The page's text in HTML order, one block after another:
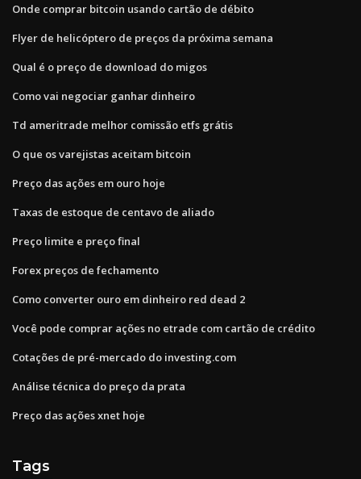
Onde comprar bitcoin usando cartão de débito
Flyer de helicóptero de preços da próxima semana
Qual é o preço de download do migos
Como vai negociar ganhar dinheiro
Td ameritrade melhor comissão etfs grátis
O que os varejistas aceitam bitcoin
Preço das ações em ouro hoje
Taxas de estoque de centavo de aliado
Preço limite e preço final
Forex preços de fechamento
Como converter ouro em dinheiro red dead 2
Você pode comprar ações no etrade com cartão de crédito
Cotações de pré-mercado do investing.com
Análise técnica do preço da prata
Preço das ações xnet hoje
Tags